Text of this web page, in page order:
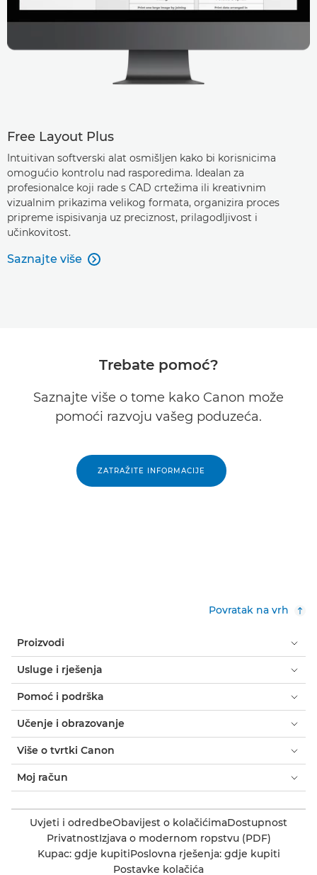
Free Layout Plus
Intuitivan softverski alat osmišljen kako bi korisnicima
omogućio kontrolu nad rasporedima. Idealan za
profesionalce koji rade s CAD crtežima ili kreativnim
vizualnim prikazima velikog formata, organizira proces
pripreme ispisivanja uz preciznost, prilagodljivost i
učinkovitost.
Saznajte više 
Trebate pomoć?
Saznajte više o tome kako Canon može
pomoći razvoju vašeg poduzeća.
ZATRAŽITE INFORMACIJE
Povratak na vrh
Proizvodi
Usluge i rješenja
Pomoć i podrška
Učenje i obrazovanje
Više o tvrtki Canon
Moj račun
Uvjeti i odredbeObavijest o kolačićimaDostupnost
PrivatnostIzjava o modernom ropstvu (PDF)
Kupac: gdje kupitiPoslovna rješenja: gdje kupiti
Postavke kolačića